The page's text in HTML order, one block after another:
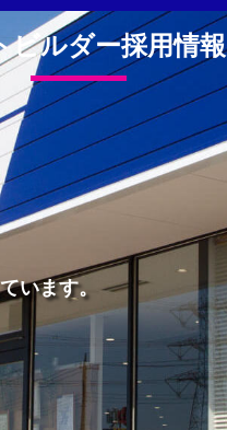
ビルダー採用情報
います。